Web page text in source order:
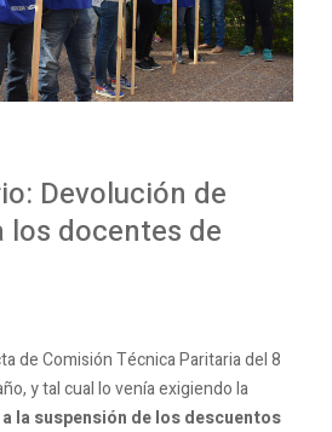
Devolución de
los docentes de
de Comisión Técnica Paritaria del 8
y tal cual lo venía exigiendo la
la suspensión de los descuentos